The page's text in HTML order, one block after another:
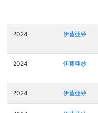
2024 伊藤亜紗
2024 伊藤亜紗
2024 伊藤亜紗